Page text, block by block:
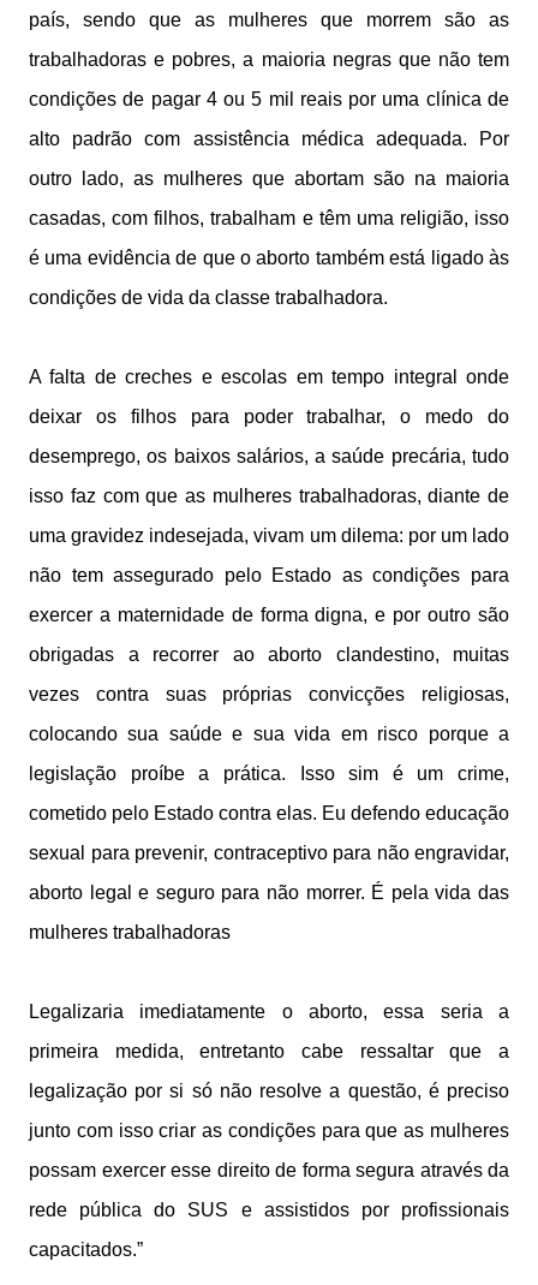
país, sendo que as mulheres que morrem são as
trabalhadoras e pobres, a maioria negras que não tem
condições de pagar 4 ou 5 mil reais por uma clínica de
alto padrão com assistência médica adequada. Por
outro lado, as mulheres que abortam são na maioria
casadas, com filhos, trabalham e têm uma religião, isso
é uma evidência de que o aborto também está ligado às
condições de vida da classe trabalhadora.
A falta de creches e escolas em tempo integral onde
deixar os filhos para poder trabalhar, o medo do
desemprego, os baixos salários, a saúde precária, tudo
isso faz com que as mulheres trabalhadoras, diante de
uma gravidez indesejada, vivam um dilema: por um lado
não tem assegurado pelo Estado as condições para
exercer a maternidade de forma digna, e por outro são
obrigadas a recorrer ao aborto clandestino, muitas
vezes contra suas próprias convicções religiosas,
colocando sua saúde e sua vida em risco porque a
legislação proíbe a prática. Isso sim é um crime,
cometido pelo Estado contra elas. Eu defendo educação
sexual para prevenir, contraceptivo para não engravidar,
aborto legal e seguro para não morrer. É pela vida das
mulheres trabalhadoras
Legalizaria imediatamente o aborto, essa seria a
primeira medida, entretanto cabe ressaltar que a
legalização por si só não resolve a questão, é preciso
junto com isso criar as condições para que as mulheres
possam exercer esse direito de forma segura através da
rede pública do SUS e assistidos por profissionais
capacitados.”